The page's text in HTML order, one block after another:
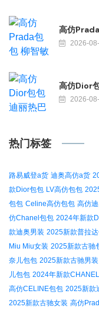
高仿
2026-
高仿Dior
2026-
热门标签
路易威登a货 迪奥高仿a货
款Dior包包 LV高仿包包
包包 Celine高仿包包 高仿
仿Chanel包包 2024年新款
款迪奥男装 2025新款普拉
Miu Miu女装 2025新款古驰
奈儿包包 2025新款古驰男装
儿包包 2024年新款
高仿CELINE包包 2025新款
2025新款古驰女装 高仿